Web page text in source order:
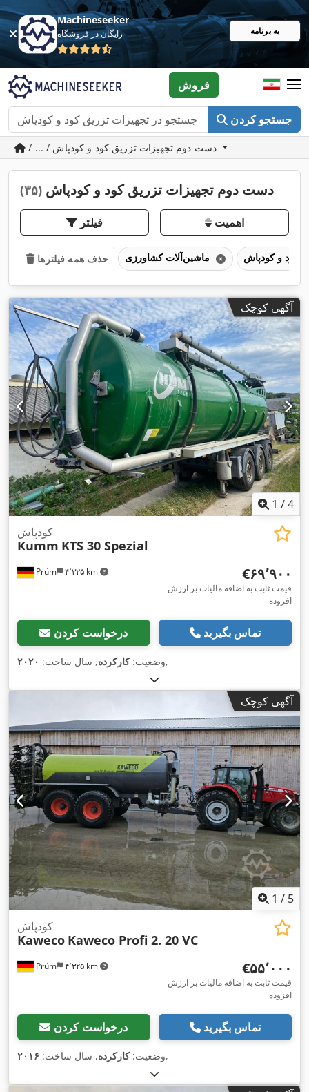
Machineseeker
رایگان در فروشگاه به برنامه
جستجو کردن
فروش
دست دوم تجهیزات تزریق کود و کودپاش (۳۵)
فیلتر اهمیت
حذف همه فیلترها
آگهی کوچک
1 /4
Prüm ۴٬۳۲۵ km
کودپاش
Kumm KTS 30 Spezial
‎€۶۹٬۹۰۰
قیمت ثابت به اضافه مالیات بر ارزش
افزوده
درخواست کردن تماس بگیرید
وضعیت:کارکرده, سال ساخت: ۲۰۲۰ ,
آگهی کوچک
1 / 5
Prüm ۴٬۳۲۵ km
کودپاش
Kaweco Kaweco Profi 2. 20 VC
‎€۵۵٬۰۰۰
قیمت ثابت به اضافه مالیات بر ارزش
افزوده
درخواست کردن تماس بگیرید
وضعیت:کارکرده, سال ساخت: ۲۰۱۶ ,